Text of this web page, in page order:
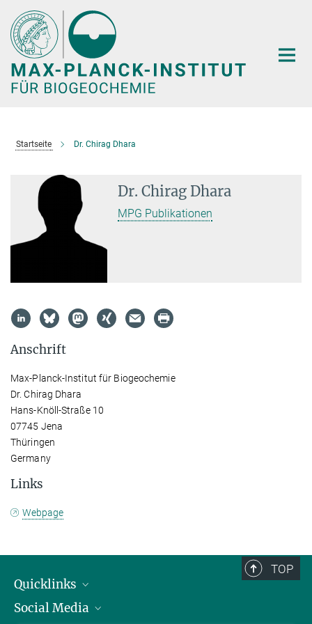
Hauptinhalt
Startseite Dr. Chirag Dhara
Dr. Chirag Dhara
MPG Publikationen
Anschrift
Max-Planck-Institut für Biogeochemie
Dr. Chirag Dhara
Hans-Knöll-Straße 10
07745 Jena
Thüringen
Germany
Links
Webpage
TOP
Quicklinks
IMPRS Graduiertenschule
Social Media